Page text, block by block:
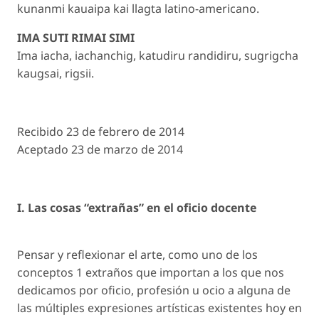
kunanmi kauaipa kai llagta latino-americano.
IMA SUTI RIMAI SIMI
Ima iacha, iachanchig, katudiru randidiru, sugrigcha
kaugsai, rigsii.
Recibido 23 de febrero de 2014
Aceptado 23 de marzo de 2014
I. Las cosas “extrañas” en el oficio docente
Pensar y reflexionar el arte, como uno de los
conceptos 1 extraños que importan a los que nos
dedicamos por oficio, profesión u ocio a alguna de
las múltiples expresiones artísticas existentes hoy en